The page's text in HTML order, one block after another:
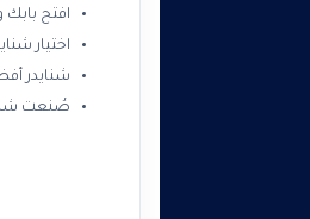
افتح
اختيار
شنايدر
صُنعت